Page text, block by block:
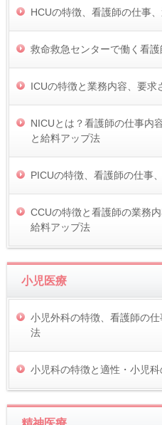
HCUの特徴、看護師の仕事
救命救急センターで働く看
ICUの特徴と業務内容、要
NICUとは？看護師の仕事内
と給料アップ法
PICUの特徴、看護師の仕事
CCUの特徴と看護師の業務
給料アップ法
小児医療
小児外科の特徴、看護師の
法
小児科の特徴と適性・小児